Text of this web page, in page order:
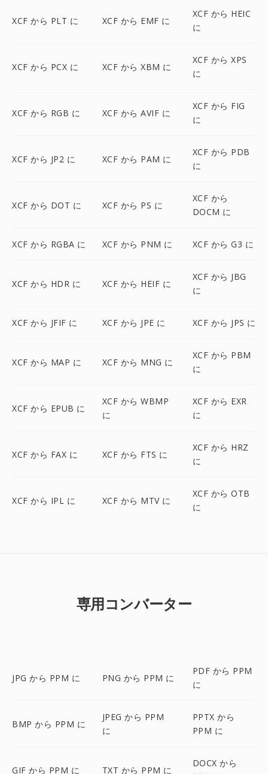
XCF から PLT に XCF から EMF に
XCF から HEIC
に
XCF から PCX に XCF から XBM に
XCF から XPS
に
XCF から RGB に XCF から AVIF に
XCF から FIG
に
XCF から JP2 に XCF から PAM に
XCF から PDB
に
XCF から DOT に XCF から PS に
XCF から
DOCM に
XCF から RGBA に XCF から PNM に XCF から G3 に
XCF から HDR に XCF から HEIF に
XCF から JBG
に
XCF から JFIF に XCF から JPE に XCF から JPS に
XCF から MAP に XCF から MNG に
XCF から PBM
に
XCF から EPUB に
XCF から WBMP
に
XCF から EXR
に
XCF から FAX に XCF から FTS に
XCF から HRZ
に
XCF から IPL に XCF から MTV に
XCF から OTB
に
専用コンバーター
JPG から PPM に PNG から PPM に
PDF から PPM
に
BMP から PPM に
JPEG から PPM
に
PPTX から
PPM に
GIF から PPM に TXT から PPM に
DOCX から